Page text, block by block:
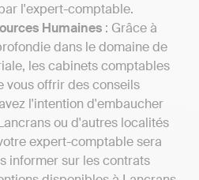
l'expert-comptable.
Humaines : Grâce à
dans le domaine de
les cabinets comptables
vous offrir des conseils
l'intention d'embaucher
ou d'autres localités
expert-comptable sera
informer sur les contrats